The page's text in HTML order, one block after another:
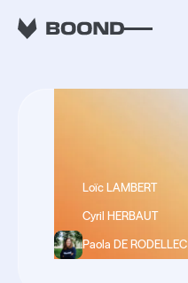
RETOUR
Loïc LAMBERT
Cyril HERBAUT
Paola DE RODELLEC